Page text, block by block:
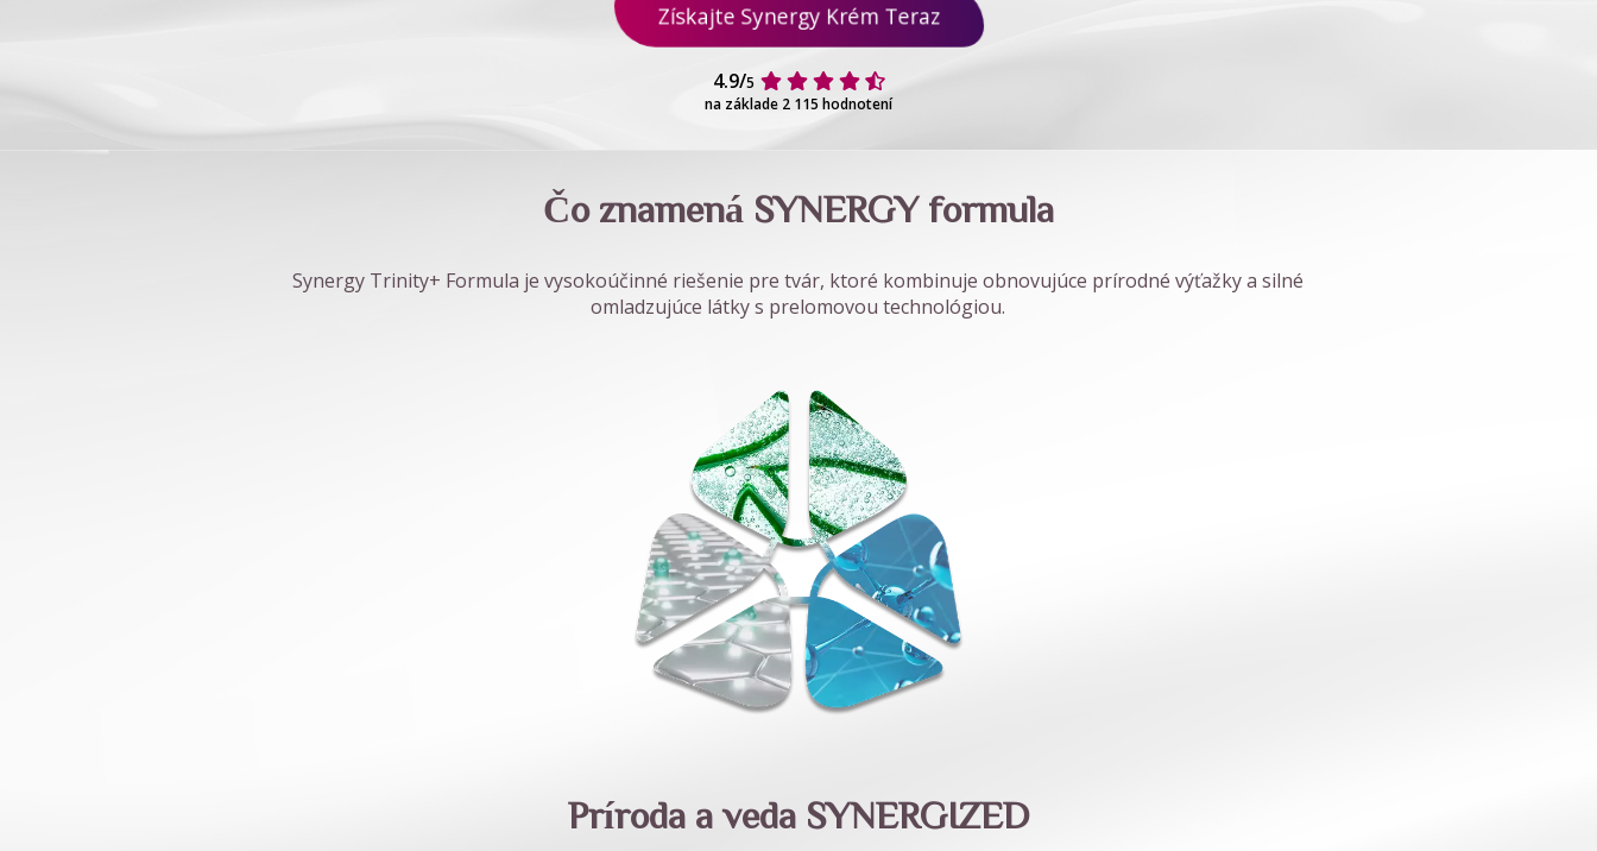
Získajte Synergy Krém Teraz
4.9/5
na základe 2 115 hodnotení
Čo znamená SYNERGY formula
Synergy Trinity+ Formula je vysokoúčinné riešenie pre tvár, ktoré kombinuje obnovujúce prírodné výťažky a silné
omladzujúce látky s prelomovou technológiou.
Príroda a veda SYNERGIZED